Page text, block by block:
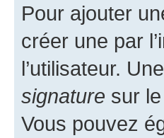
Pour ajouter
créer une par
l’utilisateur.
signature sur
Vous pouvez